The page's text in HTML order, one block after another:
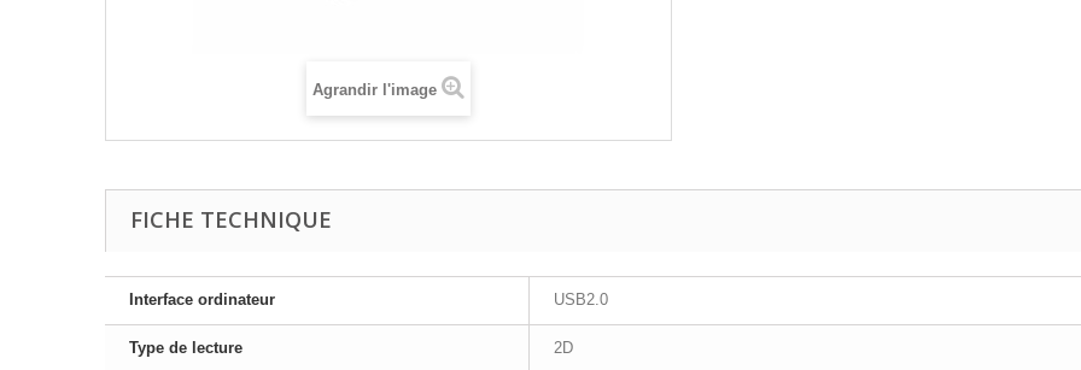
Agrandir l'image
FICHE TECHNIQUE
Interface ordinateur USB2.0
Type de lecture 2D